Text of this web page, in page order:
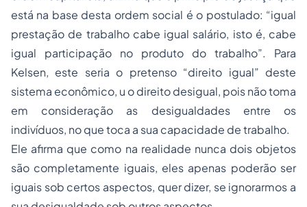
está na base desta ordem social é o postulado: “igual
prestação de trabalho cabe igual salário, isto é, cabe
igual participação no produto do trabalho”. Para
Kelsen, este seria o pretenso “direito igual” deste
sistema econômico, u o direito desigual, pois não toma
em consideração as desigualdades entre os
indivíduos, no que toca a sua capacidade de trabalho.
Ele afirma que como na realidade nunca dois objetos
são completamente iguais, eles apenas poderão ser
iguais sob certos aspectos, quer dizer, se ignorarmos a